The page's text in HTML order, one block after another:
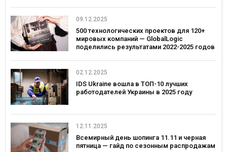
09.12.2025
500 технологических проектов для 120+
мировых компаний — GlobalLogic
поделились результатами 2022-2025 годов
02.12.2025
IDS Ukraine вошла в ТОП-10 лучших
работодателей Украины в 2025 году
12.11.2025
Всемирный день шопинга 11.11 и черная
пятница — гайд по сезонным распродажам